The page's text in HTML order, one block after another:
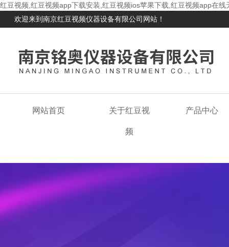
红豆视频,红豆视频app下载安装,红豆视频ios苹果下载,红豆视频app在线
欢迎来到南京红豆视频仪器设备有限公司网站！
网站首页 关于红豆视
频
产品中心